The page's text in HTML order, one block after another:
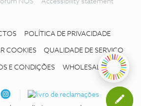
NOS Accessibility statement
POLÍTICA DE PRIVACIDADE
COOKIES QUALIDADE DE SERVIÇO
E CONDIÇÕES WHOLESALE